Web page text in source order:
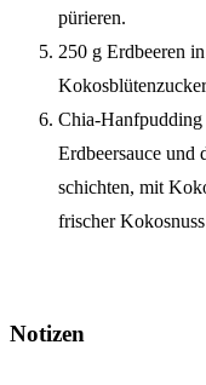
pürieren.
250 g Erdbeeren
Chia-Hanfpudding
Erdbeersauce und
schichten, mit
frischer
Notizen